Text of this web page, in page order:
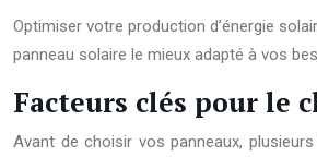
Optimiser votre production d’énergie
panneau solaire le mieux adapté à vos
Facteurs clés pour le
Avant de choisir vos panneaux,